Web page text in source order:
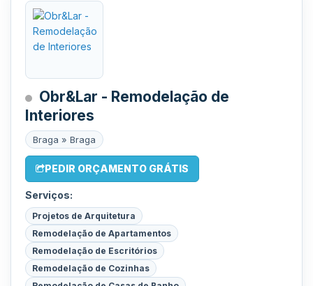
Obr&Lar - Remodelação de
Interiores
Braga » Braga
PEDIR ORÇAMENTO GRÁTIS
Serviços:
Projetos de Arquitetura
Remodelação de Apartamentos
Remodelação de Escritórios
Remodelação de Cozinhas